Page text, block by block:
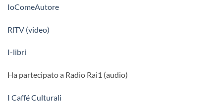
IoComeAutore
RlTV (video)
I-libri
Ha partecipato a Radio Rai1 (audio)
I Caffé Culturali